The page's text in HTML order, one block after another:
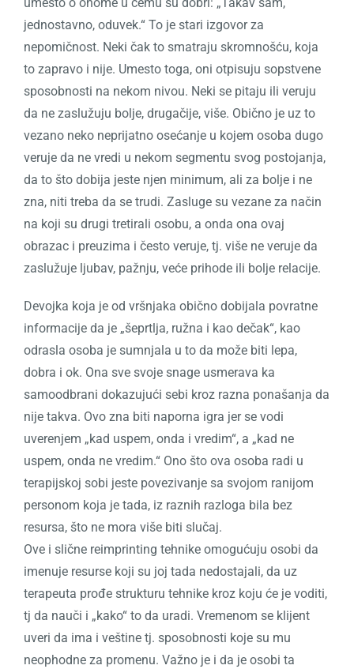
umesto o onome u čemu su dobri: „Takav sam,
jednostavno, oduvek.“ To je stari izgovor za
nepomičnost. Neki čak to smatraju skromnošću, koja
to zapravo i nije. Umesto toga, oni otpisuju sopstvene
sposobnosti na nekom nivou. Neki se pitaju ili veruju
da ne zaslužuju bolje, drugačije, više. Obično je uz to
vezano neko neprijatno osećanje u kojem osoba dugo
veruje da ne vredi u nekom segmentu svog postojanja,
da to što dobija jeste njen minimum, ali za bolje i ne
zna, niti treba da se trudi. Zasluge su vezane za način
na koji su drugi tretirali osobu, a onda ona ovaj
obrazac i preuzima i često veruje, tj. više ne veruje da
zaslužuje ljubav, pažnju, veće prihode ili bolje relacije.
Devojka koja je od vršnjaka obično dobijala povratne
informacije da je „šeprtlja, ružna i kao dečak“, kao
odrasla osoba je sumnjala u to da može biti lepa,
dobra i ok. Ona sve svoje snage usmerava ka
samoodbrani dokazujući sebi kroz razna ponašanja da
nije takva. Ovo zna biti naporna igra jer se vodi
uverenjem „kad uspem, onda i vredim“, a „kad ne
uspem, onda ne vredim.“ Ono što ova osoba radi u
terapijskoj sobi jeste povezivanje sa svojom ranijom
personom koja je tada, iz raznih razloga bila bez
resursa, što ne mora više biti slučaj.
Ove i slične reimprinting tehnike omogućuju osobi da
imenuje resurse koji su joj tada nedostajali, da uz
terapeuta prođe strukturu tehnike kroz koju će je voditi,
tj da nauči i „kako“ to da uradi. Vremenom se klijent
uveri da ima i veštine tj. sposobnosti koje su mu
neophodne za promenu. Važno je i da je osobi ta